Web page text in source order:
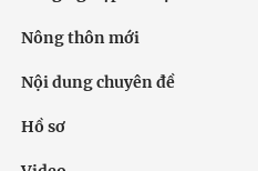
Nông thôn mới
Nội dung chuyên đề
Hồ sơ